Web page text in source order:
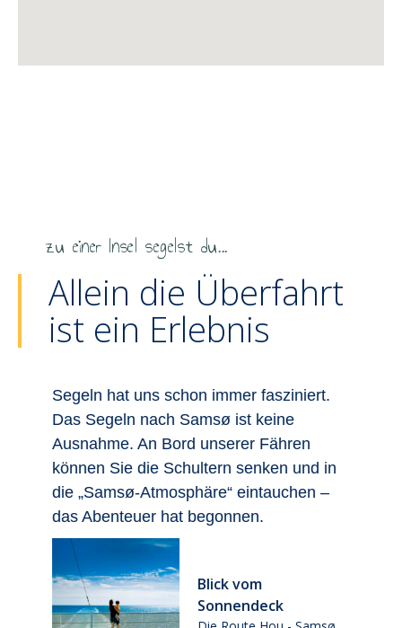
zu einer Insel segelst du...
Allein die Überfahrt
ist ein Erlebnis
Jedes Jahr befördert die Fähre
PRINCESS ISABELLA über 450.000
Passagiere zwischen Hou und Samsø.
Die Fähre bietet Platz für 160 Autos
und 580 Passagiere.
ISABELLA
Die Route Hou - Samsø